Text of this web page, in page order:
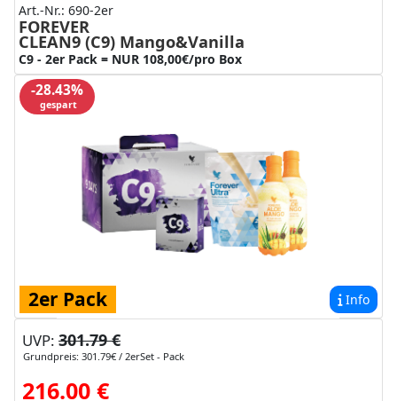
Art.-Nr.: 690-2er
FOREVER
CLEAN9 (C9) Mango&Vanilla
C9 - 2er Pack = NUR 108,00€/pro Box
-28.43%
gespart
Info
2er Pack
UVP: 301.79 €
Grundpreis: 301.79€ / 2erSet - Pack
216.00 €